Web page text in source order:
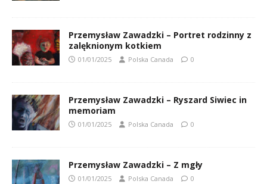
Przemysław Zawadzki – Portret rodzinny z
zalęknionym kotkiem
01/01/2025 Polska Canada 0
Przemysław Zawadzki – Ryszard Siwiec in
memoriam
01/01/2025 Polska Canada 0
Przemysław Zawadzki – Z mgły
01/01/2025 Polska Canada 0